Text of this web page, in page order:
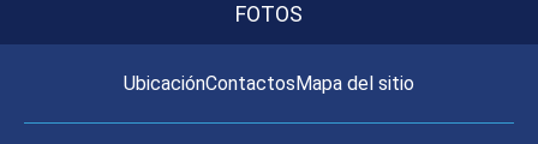
FOTOS
UbicaciónContactosMapa del sitio